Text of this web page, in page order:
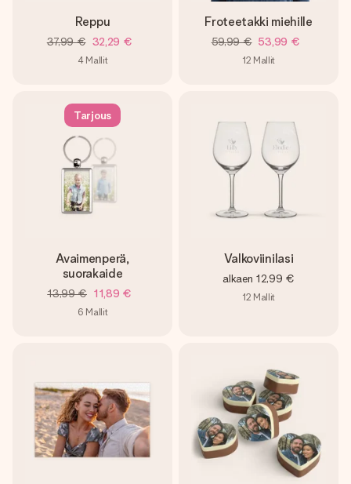
Reppu
37,99 € 32,29 €
4 Mallit
Froteetakki miehille
59,99 € 53,99 €
12 Mallit
Tarjous
Avaimenperä,
suorakaide
13,99 € 11,89 €
6 Mallit
Valkoviinilasi
alkaen 12,99 €
12 Mallit